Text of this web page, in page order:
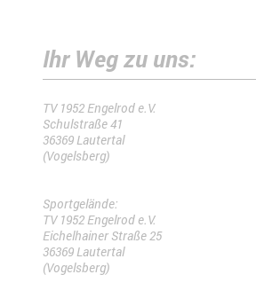
Ihr Weg zu uns:
TV 1952 Engelrod e.V.
Schulstraße 41
36369 Lautertal
(Vogelsberg)
Sportgelände:
TV 1952 Engelrod e.V.
Eichelhainer Straße 25
36369 Lautertal
(Vogelsberg)